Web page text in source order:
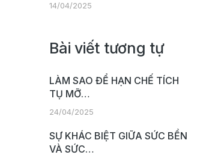
14/04/2025
Bài viết tương tự
LÀM SAO ĐỂ HẠN CHẾ TÍCH
TỤ MỠ…
24/04/2025
SỰ KHÁC BIỆT GIỮA SỨC BỀN
VÀ SỨC…